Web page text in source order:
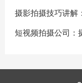
摄影拍摄技巧讲解
短视频拍摄公司：